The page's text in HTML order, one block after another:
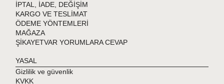
İPTAL, İADE, DEĞİŞİM
KARGO VE TESLİMAT
ÖDEME YÖNTEMLERİ
MAĞAZA
ŞİKAYETVAR YORUMLARA CEVAP
YASAL
Gizlilik ve güvenlik
KVKK